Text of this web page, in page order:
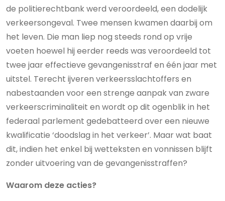
de politierechtbank werd veroordeeld, een dodelijk
verkeersongeval. Twee mensen kwamen daarbij om
het leven. Die man liep nog steeds rond op vrije
voeten hoewel hij eerder reeds was veroordeeld tot
twee jaar effectieve gevangenisstraf en één jaar met
uitstel. Terecht ijveren verkeersslachtoffers en
nabestaanden voor een strenge aanpak van zware
verkeerscriminaliteit en wordt op dit ogenblik in het
federaal parlement gedebatteerd over een nieuwe
kwalificatie ‘doodslag in het verkeer’. Maar wat baat
dit, indien het enkel bij wetteksten en vonnissen blijft
zonder uitvoering van de gevangenisstraffen?
Waarom deze acties?